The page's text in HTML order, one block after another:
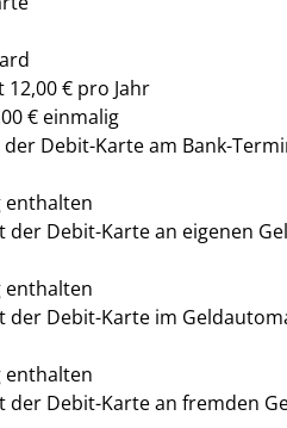
€ pro Jahr
€ einmalig
Debit-Karte am Bank-
enthalten
der Debit-Karte an eigenen
enthalten
der Debit-Karte im
enthalten
der Debit-Karte an fremden